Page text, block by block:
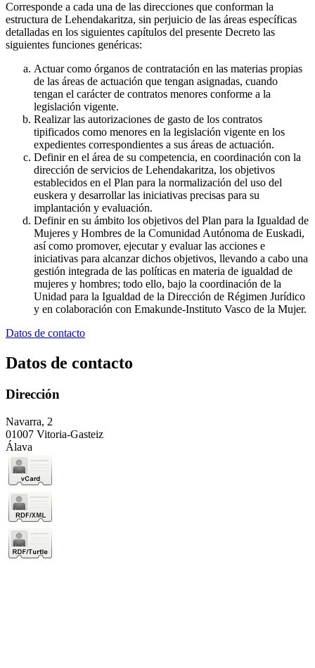
Corresponde a cada una de las direcciones que conforman la
estructura de Lehendakaritza, sin perjuicio de las áreas específicas
detalladas en los siguientes capítulos del presente Decreto las
siguientes funciones genéricas:
Actuar como órganos de contratación en las materias propias
de las áreas de actuación que tengan asignadas, cuando
tengan el carácter de contratos menores conforme a la
legislación vigente.
Realizar las autorizaciones de gasto de los contratos
tipificados como menores en la legislación vigente en los
expedientes correspondientes a sus áreas de actuación.
Definir en el área de su competencia, en coordinación con la
dirección de servicios de Lehendakaritza, los objetivos
establecidos en el Plan para la normalización del uso del
euskera y desarrollar las iniciativas precisas para su
implantación y evaluación.
Definir en su ámbito los objetivos del Plan para la Igualdad de
Mujeres y Hombres de la Comunidad Autónoma de Euskadi,
así como promover, ejecutar y evaluar las acciones e
iniciativas para alcanzar dichos objetivos, llevando a cabo una
gestión integrada de las políticas en materia de igualdad de
mujeres y hombres; todo ello, bajo la coordinación de la
Unidad para la Igualdad de la Dirección de Régimen Jurídico
y en colaboración con Emakunde-Instituto Vasco de la Mujer.
Datos de contacto
Datos de contacto
Dirección
Navarra, 2
01007 Vitoria-Gasteiz
Álava